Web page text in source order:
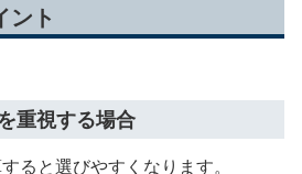
ント
重視する場合
ると選びやすくなります。